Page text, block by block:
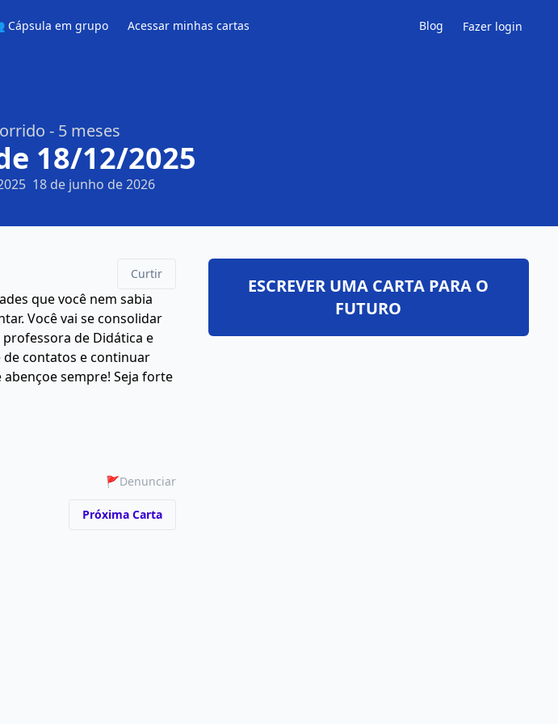
Cápsula em grupo Acessar minhas cartas Blog Fazer login
- 5 meses
18/12/2025
18 de junho de 2026
Curtir
que você nem sabia
Você vai se consolidar
de Didática e
de contatos e continuar
sempre! Seja forte
🚩Denunciar
Próxima Carta
ESCREVER UMA CARTA PARA O
FUTURO